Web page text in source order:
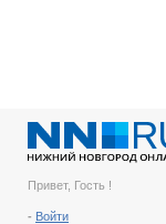
Привет, Гость !
- Войти